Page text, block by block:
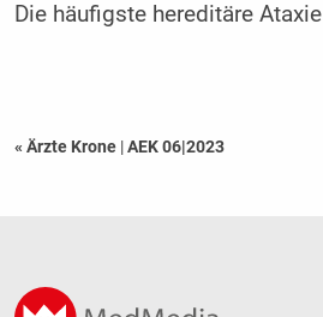
Die häufigste hereditäre Ataxie
« Ärzte Krone |AEK 06|2023